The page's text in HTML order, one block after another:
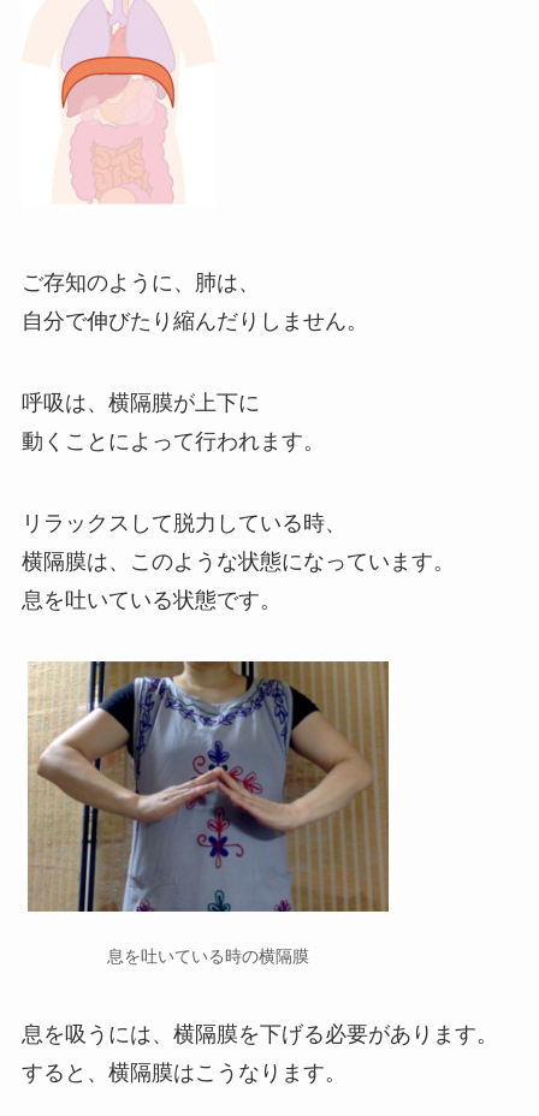
ご存知のように、肺は、
自分で伸びたり縮んだりしません。
呼吸は、横隔膜が上下に
動くことによって行われます。
リラックスして脱力している時、
横隔膜は、このような状態になっています。
息を吐いている状態です。
息を吐いている時の横隔膜
息を吸うには、横隔膜を下げる必要があります。
すると、横隔膜はこうなります。